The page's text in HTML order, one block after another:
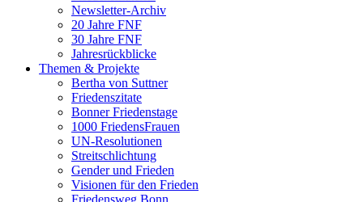
Newsletter-Archiv
20 Jahre FNF
30 Jahre FNF
Jahresrückblicke
Themen & Projekte
Bertha von Suttner
Friedenszitate
Bonner Friedenstage
1000 FriedensFrauen
UN-Resolutionen
Streitschlichtung
Gender und Frieden
Visionen für den Frieden
Friedensweg Bonn